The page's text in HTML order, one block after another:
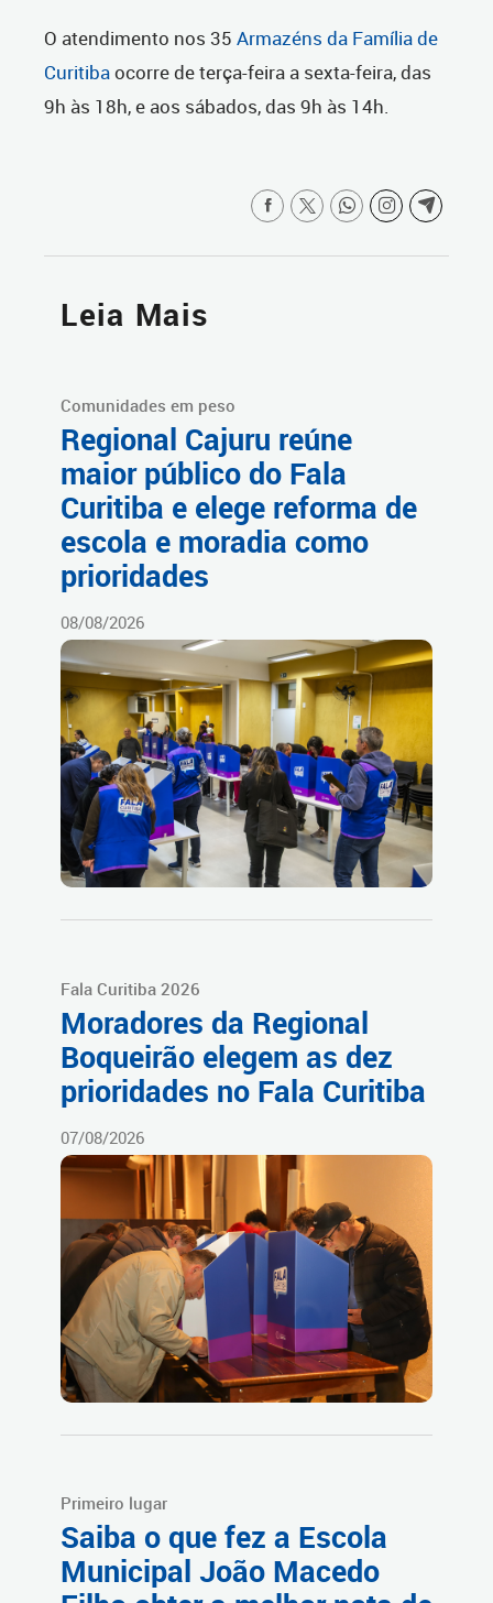
O atendimento nos 35 Armazéns da Família de
Curitibaocorre de terça-feira a sexta-feira, das
9h às 18h, e aos sábados, das 9h às 14h.
Leia Mais
Comunidades em peso
Regional Cajuru reúne
maior público do Fala
Curitiba e elege reforma de
escola e moradia como
prioridades
08/08/2026
Fala Curitiba 2026
Moradores da Regional
Boqueirão elegem as dez
prioridades no Fala Curitiba
07/08/2026
Primeiro lugar
Saiba o que fez a Escola
Municipal João Macedo